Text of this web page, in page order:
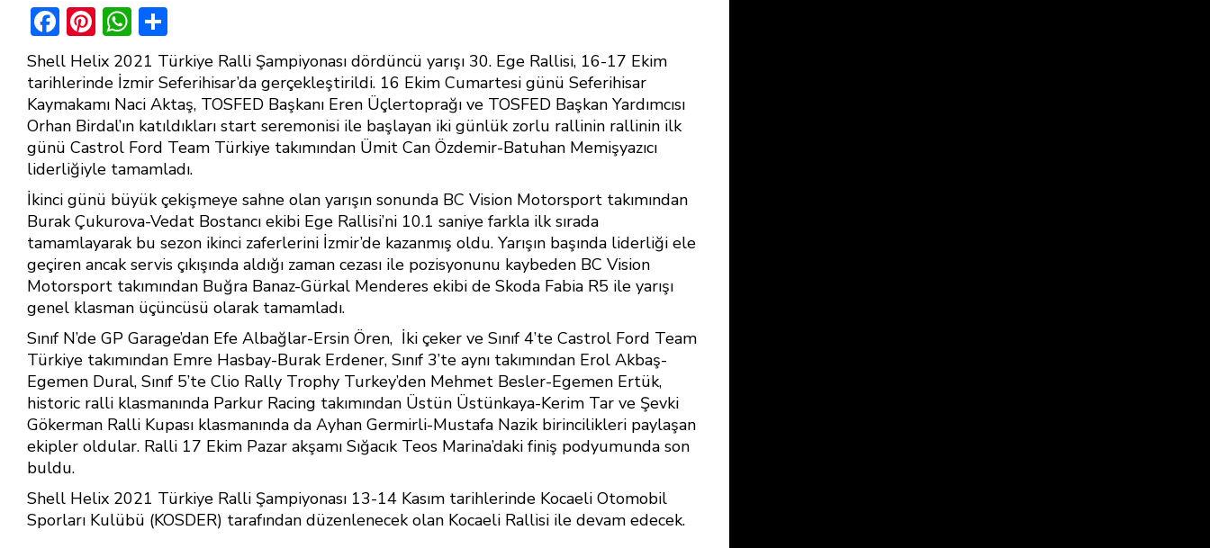
F
ac
e
b
o
ok
Pi
nt
er
e
st
W
h
at
s
A
p
p
h
ar
e
Shell Helix 2021 Türkiye Ralli Şampiyonası dördüncü yarışı 30. Ege Rallisi, 16-17 Ekim
tarihlerinde İzmir Seferihisar’da gerçekleştirildi. 16 Ekim Cumartesi günü Seferihisar
Kaymakamı Naci Aktaş, TOSFED Başkanı Eren Üçlertoprağı ve TOSFED Başkan Yardımcısı
Orhan Birdal’ın katıldıkları start seremonisi ile başlayan iki günlük zorlu rallinin rallinin ilk
günü Castrol Ford Team Türkiye takımından Ümit Can Özdemir-Batuhan Memişyazıcı
liderliğiyle tamamladı.
İkinci günü büyük çekişmeye sahne olan yarışın sonunda BC Vision Motorsport takımından
Burak Çukurova-Vedat Bostancı ekibi Ege Rallisi’ni 10.1 saniye farkla ilk sırada
tamamlayarak bu sezon ikinci zaferlerini İzmir’de kazanmış oldu. Yarışın başında liderliği ele
geçiren ancak servis çıkışında aldığı zaman cezası ile pozisyonunu kaybeden BC Vision
Motorsport takımından Buğra Banaz-Gürkal Menderes ekibi de Skoda Fabia R5 ile yarışı
genel klasman üçüncüsü olarak tamamladı.
Sınıf N’de GP Garage’dan Efe Albağlar-Ersin Ören, İki çeker ve Sınıf 4’te Castrol Ford Team
Türkiye takımından Emre Hasbay-Burak Erdener, Sınıf 3’te aynı takımından Erol Akbaş-
Egemen Dural, Sınıf 5’te Clio Rally Trophy Turkey’den Mehmet Besler-Egemen Ertük,
historic ralli klasmanında Parkur Racing takımından Üstün Üstünkaya-Kerim Tar ve Şevki
Gökerman Ralli Kupası klasmanında da Ayhan Germirli-Mustafa Nazik birincilikleri paylaşan
ekipler oldular. Ralli 17 Ekim Pazar akşamı Sığacık Teos Marina’daki finiş podyumunda son
buldu.
Shell Helix 2021 Türkiye Ralli Şampiyonası 13-14 Kasım tarihlerinde Kocaeli Otomobil
Sporları Kulübü (KOSDER) tarafından düzenlenecek olan Kocaeli Rallisi ile devam edecek.